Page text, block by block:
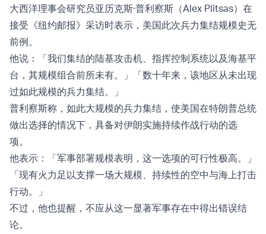
大西洋理事会研究员亚历克斯·普利察斯（Alex Plitsas）在
接受《纽约邮报》采访时表示，美国此次兵力集结规模史无
前例。
他说：「我们集结的陆基攻击机、指挥控制系统以及海基平
台，其规模组合前所未有。」「数十年来，该地区从未出现
过如此规模的兵力集结。」
普利察斯称，如此大规模的兵力集结，使美国在特朗普总统
做出选择的情况下，具备对伊朗实施持续作战行动的选
项。
他表示：「军事部署规模表明，这一选项的可行性极高。」
「现有火力足以支撑一场大规模、持续性的空中与海上打击
行动。」
不过，他也提醒，不应从这一显著军事存在中得出错误结
论。